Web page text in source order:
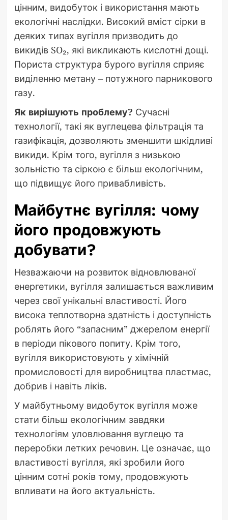
цінним, видобуток і використання мають
екологічні наслідки. Високий вміст сірки в
деяких типах вугілля призводить до
викидів SO₂, які викликають кислотні дощі.
Пориста структура бурого вугілля сприяє
виділенню метану – потужного парникового
газу.
Як вирішують проблему? Сучасні
технології, такі як вуглецева фільтрація та
газифікація, дозволяють зменшити шкідливі
викиди. Крім того, вугілля з низькою
зольністю та сіркою є більш екологічним,
що підвищує його привабливість.
Майбутнє вугілля: чому
його продовжують
добувати?
Незважаючи на розвиток відновлюваної
енергетики, вугілля залишається важливим
через свої унікальні властивості. Його
висока теплотворна здатність і доступність
роблять його “запасним” джерелом енергії
в періоди пікового попиту. Крім того,
вугілля використовують у хімічній
промисловості для виробництва пластмас,
добрив і навіть ліків.
У майбутньому видобуток вугілля може
стати більш екологічним завдяки
технологіям уловлювання вуглецю та
переробки летких речовин. Це означає, що
властивості вугілля, які зробили його
цінним сотні років тому, продовжують
впливати на його актуальність.